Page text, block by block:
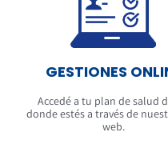
GESTIONES
Accedé a tu plan de salud
donde estés a través de
web.